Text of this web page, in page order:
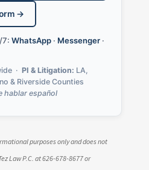
→
7: WhatsApp· Messenger·
· PI & Litigation: LA,
& Riverside Counties
hablar español
purposes only and does not
Law P.C. at 626-678-8677 or